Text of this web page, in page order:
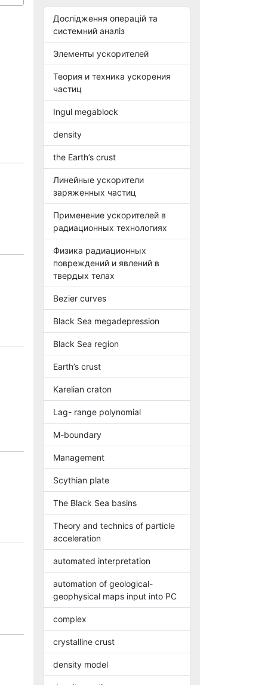
Дослідження операцій та
системний аналіз
Элементы ускорителей
Теория и техника ускорения
частиц
Ingul megablock
density
the Earth’s crust
Линейные ускорители
заряженных частиц
Применение ускорителей в
радиационных технологиях
Физика радиационных
повреждений и явлений в
твердых телах
Bezier curves
Black Sea megadepression
Black Sea region
Earth’s crust
Karelian craton
Lag- range polynomial
M-boundary
Management
Scythian plate
The Black Sea basins
Theory and technics of particle
acceleration
automated interpretation
automation of geological-
geophysical maps input into PC
complex
crystalline crust
density model